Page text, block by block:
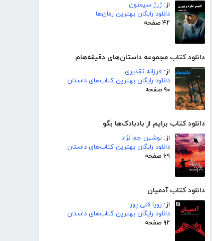
از:ژرژ سیمنون
دانلود رایگان بهترین رمان‌ها
۴۲ صفحه
دانلود کتاب مجموعه داستان‌های دقیقه‌هام
از: فرزانه تقدیری
دانلود رایگان بهترین کتاب‌های داستان
۹۰ صفحه
دانلود کتاب برایم از بادبادک‌ها بگو
از: نوشین جم نژاد
دانلود رایگان بهترین کتاب‌های داستان
۶۹ صفحه
دانلود کتاب آدمیان
از: زویا قلی پور
دانلود رایگان بهترین کتاب‌های داستان
۹۲ صفحه